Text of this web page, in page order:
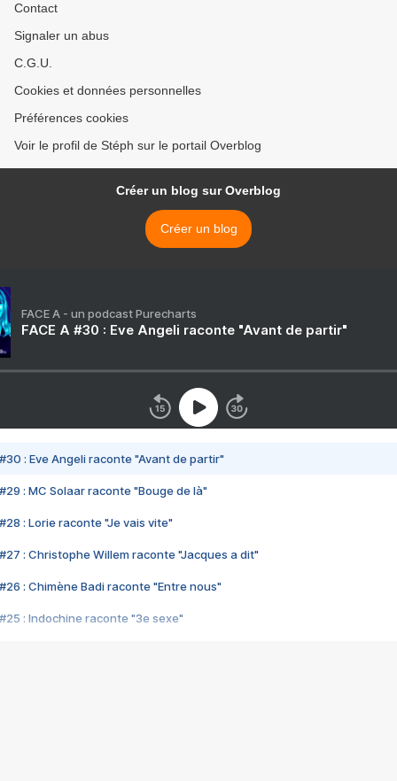
Contact
Signaler un abus
C.G.U.
Cookies et données personnelles
Préférences cookies
Voir le profil de Stéph sur le portail Overblog
Créer un blog sur Overblog
Créer un blog
FACE A - un podcast Purecharts
FACE A #30 : Eve Angeli raconte "Avant de partir"
#30 : Eve Angeli raconte "Avant de partir"
#29 : MC Solaar raconte "Bouge de là"
#28 : Lorie raconte "Je vais vite"
#27 : Christophe Willem raconte "Jacques a dit"
#26 : Chimène Badi raconte "Entre nous"
#25 : Indochine raconte "3e sexe"